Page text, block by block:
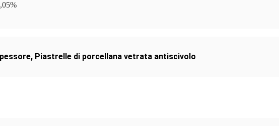
, Piastrelle di porcellana vetrata antiscivolo